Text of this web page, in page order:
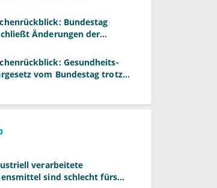
Bundestag
Änderungen der
Gesundheits-
vom Bundestag trotz
verarbeitete
sind schlecht fürs